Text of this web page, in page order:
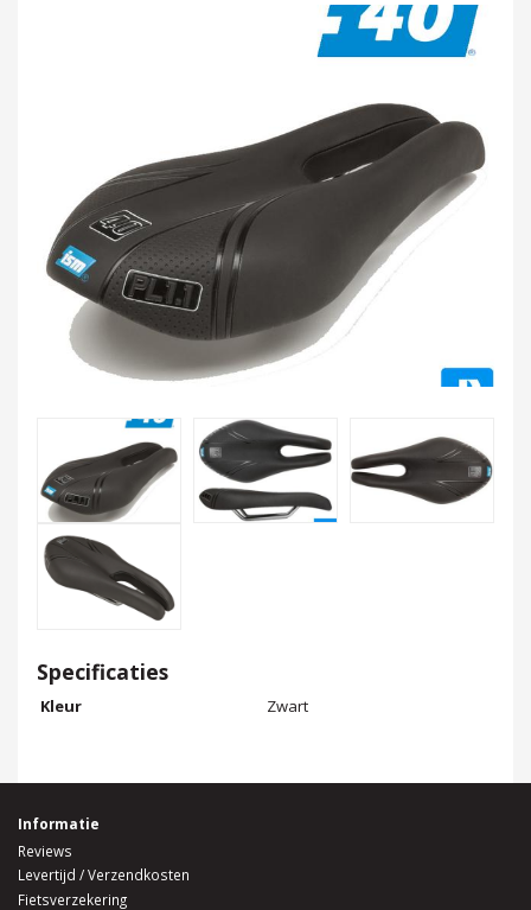
Specificaties
Kleur Zwart
Informatie
Reviews
Levertijd / Verzendkosten
Fietsverzekering